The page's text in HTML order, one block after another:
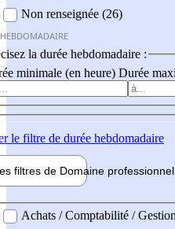
Non renseignée (26)
la durée hebdomadaire :
minimale (en heure) Durée
le filtre de durée hebdomadaire
filtres de Domaine professionnel
professionel
Achats / Comptabilité / Gestion